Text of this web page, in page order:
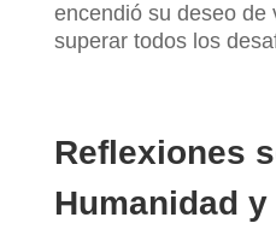
encendió su deseo de
superar todos los
Reflexiones
Humanidad